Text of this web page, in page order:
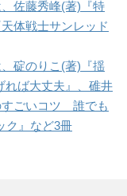
、佐藤秀峰(著)『特
体戦士サンレッド
、碇のりこ(著)『揺
れば大丈夫』、碓井
ごいコツ 誰でも
ク』など3冊